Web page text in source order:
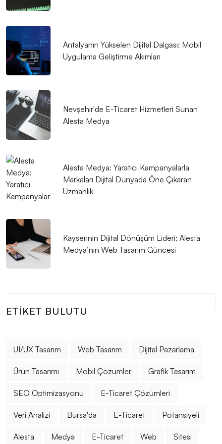
E-ticarette Özgün Tasarımın Önemi
Alesta Medya: Google SEO Hizmetleriyle Dijital
Dünyada Yükselişe Geçin
Dünyada Öne Çıkarmanın Gücü
Alesta Medya: Harf Kombinasyonu ile Logo
Tasarımında Yaratıcı Çözümler
ve Sosyal Medya Bütünleşimi
Dijital Çağda Markanızı Parlatın: Web Tasarımı ve
Dijital Pazarlamanın Sihirli Dokunuşu
SSL Sertifikası Entegrasyonu: Web Güvenliğinin
Önemli Adımı
SEO Güvenlik Protokolleri: Web Sitelerinizin
Güvenliğini Artırmanın Yolları
Müşteri Yorumları: Alesta Medya'nın Profesyonel
Alesta Medya: Web Tasarım Portföyü ve Profesyonel
SEO Mobil Hız Testi: Web Sitelerinizin Performansını
Artırın
Yaratıcı Web Tasarım Konseptleri
E-Ticaret Temaları: Dijital Dünyada Başarılı Bir
Antalyanın Yükselen Dijital Dalgası: Mobil
Uygulama Geliştirme Akımları
Nevşehir'de E-Ticaret Hizmetleri Sunan
Alesta Medya
Alesta Medya: Yaratıcı Kampanyalarla
Markaları Dijital Dünyada Öne Çıkaran
Uzmanlık
Kayserinin Dijital Dönüşüm Lideri: Alesta
Medya’nın Web Tasarım Güncesi
ETIKET BULUTU
UI/UX Tasarım Web Tasarım Dijital Pazarlama
Ürün Tasarımı Mobil Çözümler Grafik Tasarım
SEO Optimizasyonu E-Ticaret Çözümleri
Veri Analizi Bursa'da E-Ticaret Potansiyeli
Alesta Medya E-Ticaret Web Sitesi